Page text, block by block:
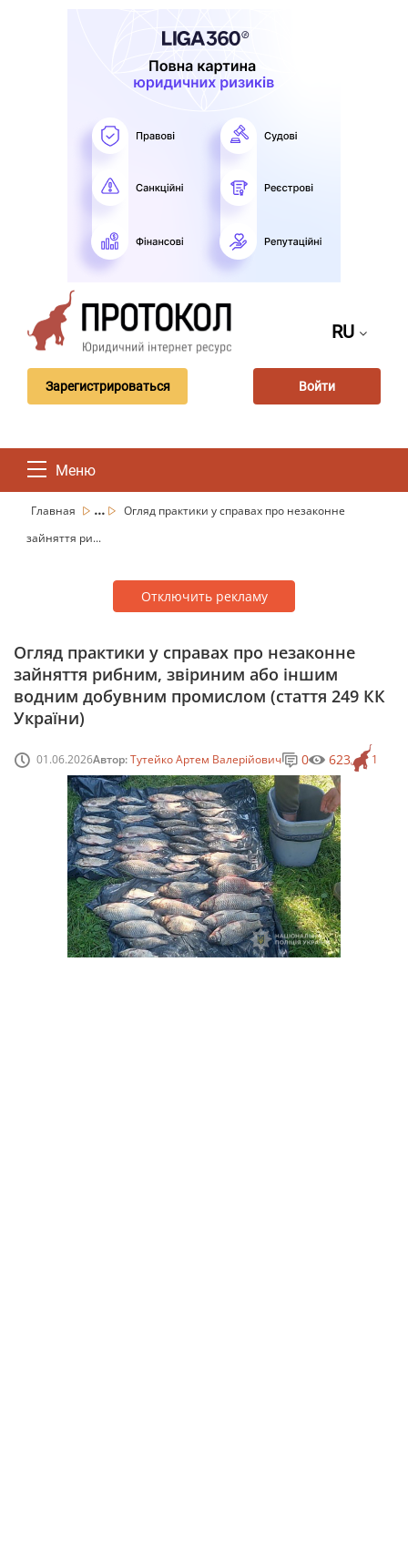
RU
Зарегистрироваться Войти
Меню
Главная ...
Огляд практики у справах про незаконне
зайняття ри...
Отключить рекламу
Огляд практики у справах про незаконне
зайняття рибним, звіриним або іншим
водним добувним промислом (стаття 249 КК
України)
01.06.2026Автор:Тутейко Артем Валерійович 1
0 623